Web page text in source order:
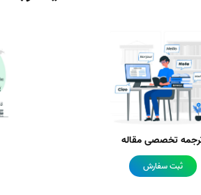
تخصصی مقاله
ثبت سفارش